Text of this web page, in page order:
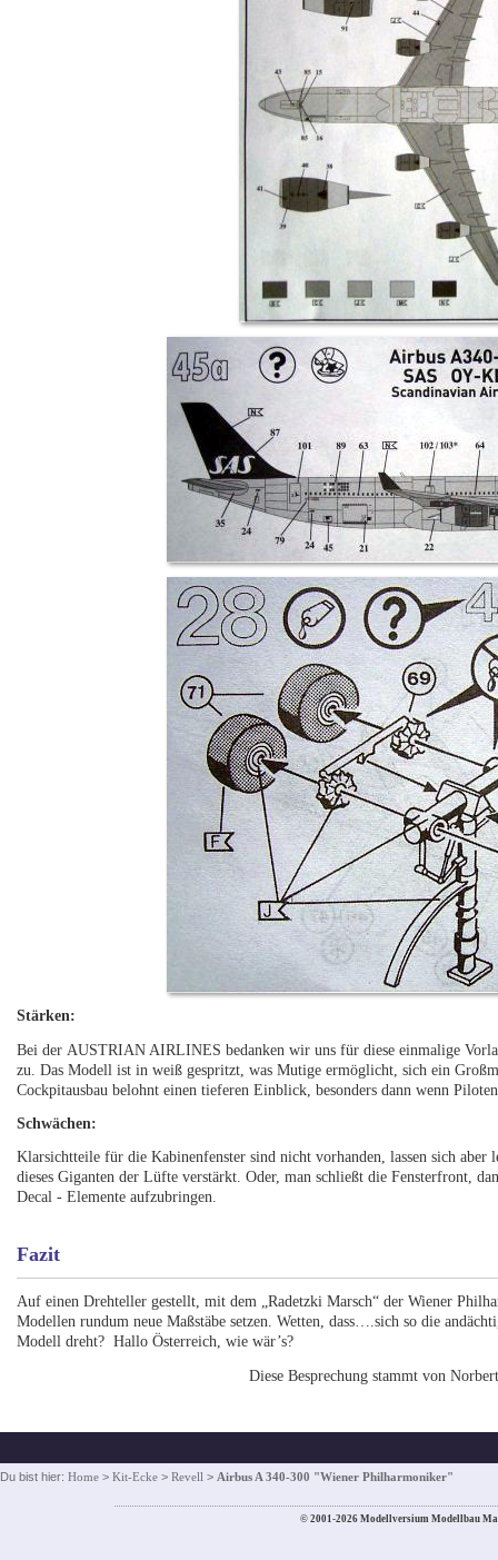
Stärken:
Bei der AUSTRIAN AIRLINES bedanken wir uns für diese einmalige
zu. Das Modell ist in weiß gespritzt, was Mutige ermöglicht, sich ein
Cockpitausbau belohnt einen tieferen Einblick, besonders dann wenn
Schwächen:
Klarsichtteile für die Kabinenfenster sind nicht vorhanden, lassen sich
dieses Giganten der Lüfte verstärkt. Oder, man schließt die Fensterfront,
Decal - Elemente aufzubringen.
Fazit
Auf einen Drehteller gestellt, mit dem „Radetzki Marsch“ der Wiener
Modellen rundum neue Maßstäbe setzen. Wetten, dass….sich so die
Modell dreht? Hallo Österreich, wie wär’s?
Diese Besprechung stammt von
Du bist hier: Home > Kit-Ecke > Revell > Airbus A 340-300 "Wiener Philharmoniker"
© 2001-2026 Modellversium Modellbau